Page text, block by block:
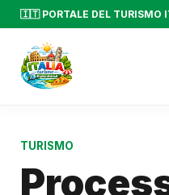
🇮🇹 PORTALE DEL TURISMO
TURISMO